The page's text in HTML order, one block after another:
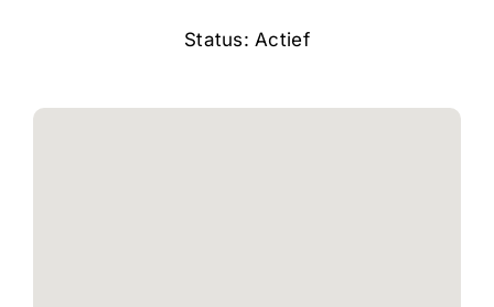
Status: Actief